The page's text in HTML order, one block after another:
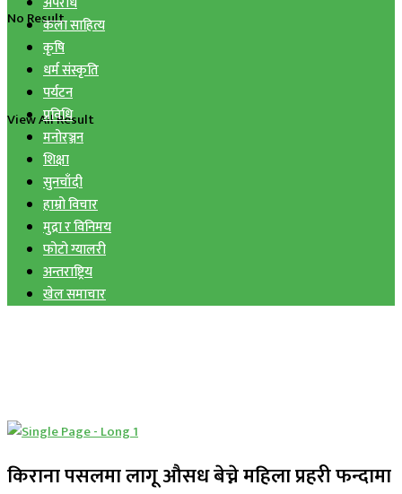
No Result
View All Result
कला साहित्य
कृषि
धर्म संस्कृति
पर्यटन
प्रविधि
मनोरञ्जन
शिक्षा
सुनचाँदी
हाम्रो विचार
मुद्रा र विनिमय
फोटो ग्यालरी
अन्तराष्ट्रिय
खेल समाचार
किराना पसलमा लागू औसध बेच्ने महिला प्रहरी फन्दामा